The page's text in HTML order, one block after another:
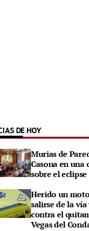
DE HOY
Murias de
Casona en una
sobre el eclipse
Herido un
salirse de la
contra el
Vegas del